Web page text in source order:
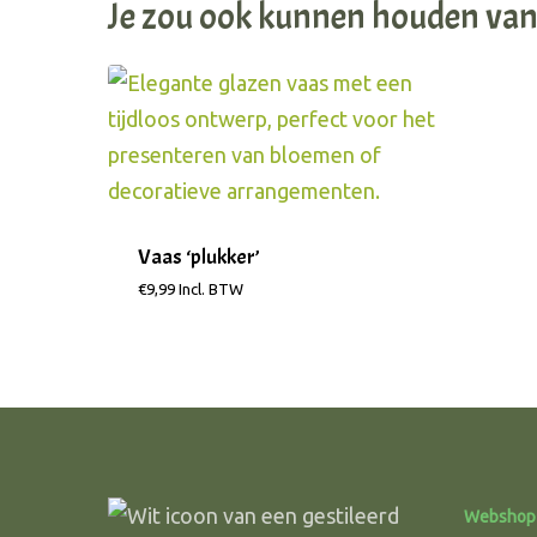
Je zou ook kunnen houden
Vaas ‘plukker’
€9,99 Incl. BTW
Webshop